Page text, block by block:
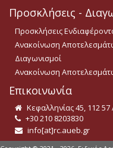
Προσκλήσεις -
Προσκλήσεις
Ανακοίνωση
Διαγωνισμοί
Ανακοίνωση
Επικοινωνία
Κεφαλληνίας 45, 112
+30 210 8203830
info[at]rc.aueb.gr